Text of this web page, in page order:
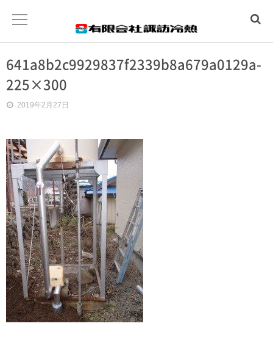
ホーム
水まわりトラブル
冷暖房工事
温泉工事
会社概要
お問合わせ
お知らせ
施工事例
641a8b2c9929837f2339b8a679a0129a-
225×300
2019年2月27日